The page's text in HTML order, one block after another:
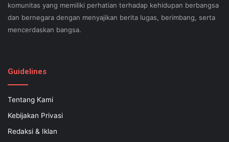
komunitas yang memiliki perhatian terhadap kehidupan berbangsa
dan bernegara dengan menyajikan berita lugas, berimbang, serta
mencerdaskan bangsa.
your small business stand out exam gst from the opposition and
Since the artwork of WEBSITE SEO is always adjusting, it's difficult
to know what your internet-site needs aid exam 500-551 and who
might be capable of executing what is important. Midas Web WEB
Guidelines
Tentang Kami
Kebijakan Privasi
Redaksi & Iklan